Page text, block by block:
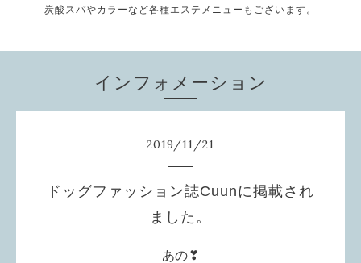
炭酸スパやカラーなど各種エステメニューもございます。
インフォメーション
2019/11/21
ドッグファッション誌Cuunに掲載され
ました。
あの❣